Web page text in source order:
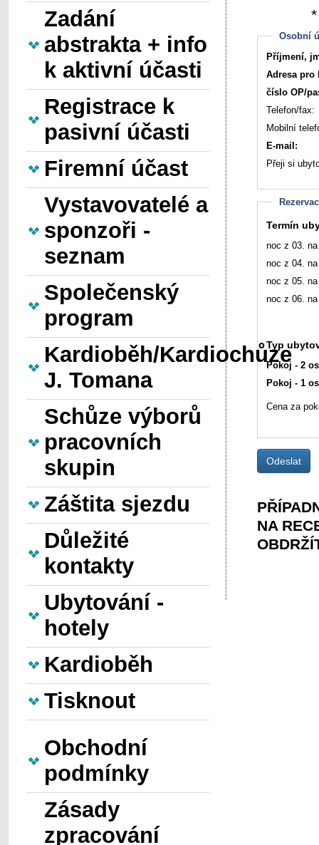
Zadání
abstrakta + info
k aktivní účasti
Registrace k
pasivní účasti
Firemní účast
Vystavovatelé a
sponzoři -
seznam
Společenský
program
Kardioběh/Kardiochůze
J. Tomana
Schůze výborů
pracovních
skupin
Záštita sjezdu
Důležité
kontakty
Ubytování -
hotely
Kardioběh
Tisknout
Obchodní
podmínky
Zásady
zpracování
Osobní
Příjmení,
Adresa pro
číslo OP/
Telefon/fax:
Mobilní
E-mail:
Přeji si
Termín
noc z 03.
noc z 04.
noc z 05.
noc z 06.
Typ
Pokoj - 2
Cena za
NA